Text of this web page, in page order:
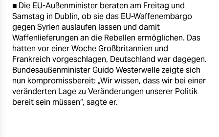
■ Die EU-Außenminister beraten am Freitag und
Samstag in Dublin, ob sie das EU-Waffenembargo
gegen Syrien auslaufen lassen und damit
Waffenlieferungen an die Rebellen ermöglichen. Das
hatten vor einer Woche Großbritannien und
Frankreich vorgeschlagen, Deutschland war dagegen.
Bundesaußenminister Guido Westerwelle zeigte sich
nun kompromissbereit: „Wir wissen, dass wir bei einer
veränderten Lage zu Veränderungen unserer Politik
bereit sein müssen“, sagte er.